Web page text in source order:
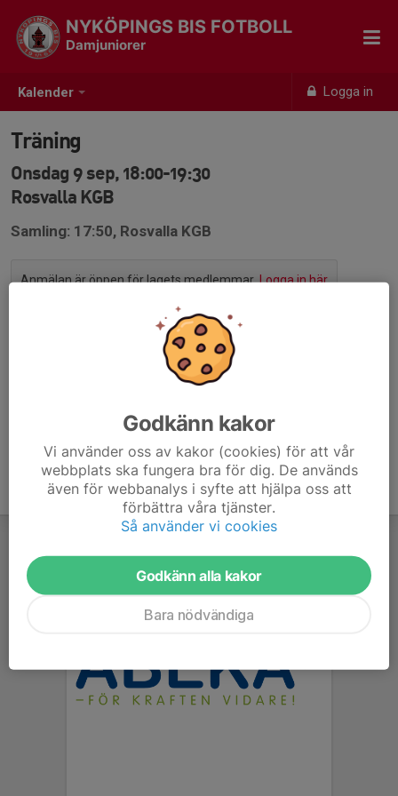
Kalender Logga in
NYKÖPINGS BIS FOTBOLL
Damjuniorer
Träning
Onsdag 9 sep, 18:00-19:30
Rosvalla KGB
Samling: 17:50, Rosvalla KGB
Anmälan är öppen för lagets medlemmar.Logga in här
Godkänn kakor
Vi använder oss av kakor (cookies) för att vår
webbplats ska fungera bra för dig. De används
även för webbanalys i syfte att hjälpa oss att
förbättra våra tjänster.
Så använder vi cookies
Godkänn alla kakor
Bara nödvändiga